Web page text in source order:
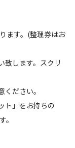
ます。(整理券はお
致します。スクリ
ださい。
ト」をお持ちの
。